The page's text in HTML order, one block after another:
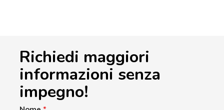
Richiedi maggiori
informazioni senza
impegno!